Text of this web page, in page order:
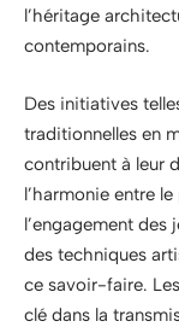
l’héritage
contemporains.
Des initiatives
traditionnelles en
contribuent à leur
l’harmonie entre
l’engagement des
des techniques
ce savoir-faire.
clé dans la